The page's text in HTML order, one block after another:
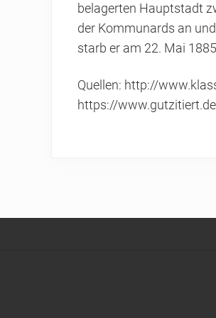
belagerten Hauptstadt
der Kommunards an
starb er am 22. Mai
Quellen: http://
https://